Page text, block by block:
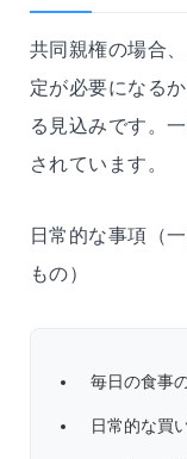
共同親権の場合
定が必要になる
る見込みです。
されています。
日常的な事項（
もの）
毎日の食事
日常的な買